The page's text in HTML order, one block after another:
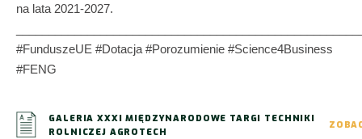
na lata 2021-2027.
#FunduszeUE #Dotacja #Porozumienie #Science4Business
#FENG
GALERIA XXXI MIĘDZYNARODOWE TARGI TECHNIKI
ROLNICZEJ AGROTECH